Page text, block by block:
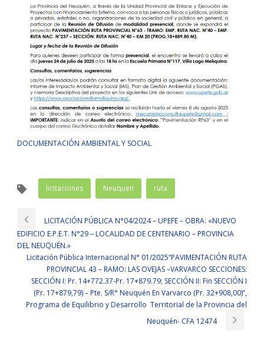
DOCUMENTACIÓN AMBIENTAL Y SOCIAL
licitaciones Neuquen ruta
LICITACIÓN PÚBLICA N°04/2024 – UPEFE – OBRA: «NUEVO
EDIFICIO E.P.E.T. N°29 – LOCALIDAD DE CENTENARIO – PROVINCIA
DEL NEUQUÉN.»
Licitación Pública Internacional N° 01/2025“PAVIMENTACIÓN RUTA
PROVINCIAL 43 – RAMO: LAS OVEJAS –VARVARCO SECCIONES:
SECCIÓN I: Pr. 14+772.37-Pr. 17+879.79; SECCIÓN II: Fin SECCIÓN I
(Pr. 17+879,79) – Pte. S/R° Neuquén En Varvarco (Pr. 32+908,00)”,
Programa de Equilibrio y Desarrollo Territorial de la Provincia del
Neuquén- CFA 12474